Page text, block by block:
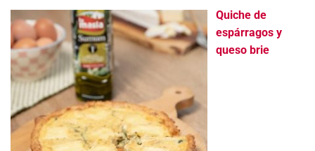
Quiche de
espárragos y
queso brie